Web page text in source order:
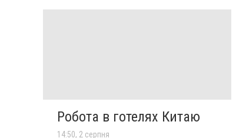
Робота в готелях Китаю
14:50, 2 серпня